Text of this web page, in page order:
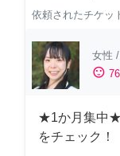
依頼されたチケッ
女性 /
sentiment_satisfied 76
★1か月集中
をチェック！